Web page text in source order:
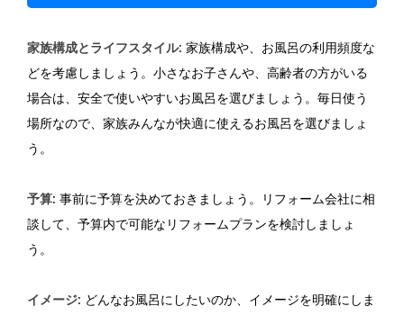
家族構成とライフスタイル: 家族構成や、お風呂の利用頻度な
どを考慮しましょう。小さなお子さんや、高齢者の方がいる
場合は、安全で使いやすいお風呂を選びましょう。毎日使う
場所なので、家族みんなが快適に使えるお風呂を選びましょ
う。
予算: 事前に予算を決めておきましょう。リフォーム会社に相
談して、予算内で可能なリフォームプランを検討しましょ
う。
イメージ: どんなお風呂にしたいのか、イメージを明確にしま